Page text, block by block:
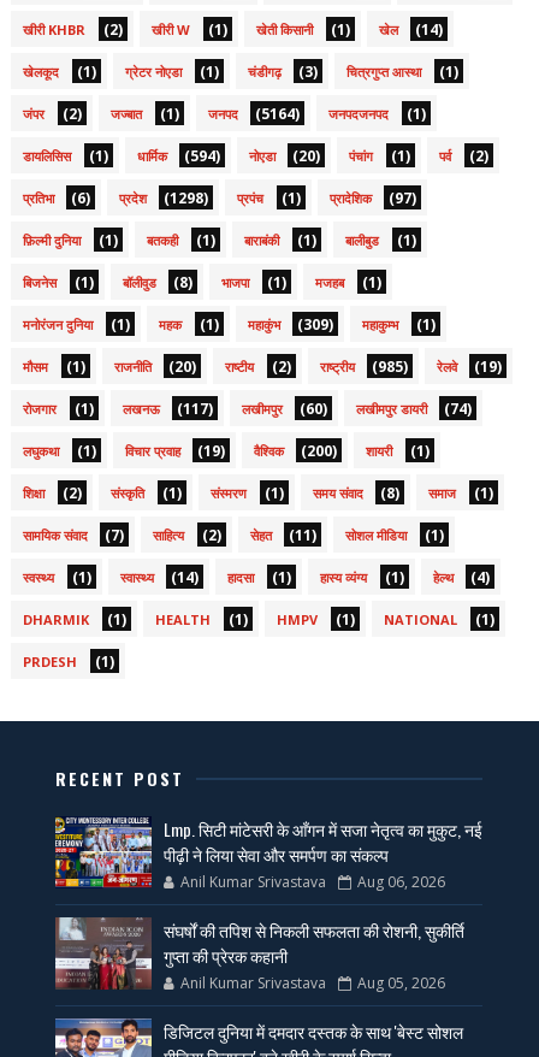
खीरी KHBR (2) खीरी W (1) खेती किसानी (1) खेल (14)
खेलकूद (1) ग्रेटर नोएडा (1) चंडीगढ़ (3) चित्रगुप्त आस्था (1)
जंपर (2) जज्बात (1) जनपद (5164) जनपदजनपद (1)
डायलिसिस (1) धार्मिक (594) नोएडा (20) पंचांग (1) पर्व (2)
प्रतिभा (6) प्रदेश (1298) प्रपंच (1) प्रादेशिक (97)
फ़िल्मी दुनिया (1) बतकही (1) बाराबंकी (1) बालीबुड (1)
बिजनेस (1) बॉलीवुड (8) भाजपा (1) मजहब (1)
मनोरंजन दुनिया (1) महक (1) महाकुंभ (309) महाकुम्भ (1)
मौसम (1) राजनीति (20) राष्टीय (2) राष्ट्रीय (985) रेलवे (19)
रोजगार (1) लखनऊ (117) लखीमपुर (60) लखीमपुर डायरी (74)
लघुकथा (1) विचार प्रवाह (19) वैश्विक (200) शायरी (1)
शिक्षा (2) संस्कृति (1) संस्मरण (1) समय संवाद (8) समाज (1)
सामयिक संवाद (7) साहित्य (2) सेहत (11) सोशल मीडिया (1)
स्वस्थ्य (1) स्वास्थ्य (14) हादसा (1) हास्य व्यंग्य (1) हेल्थ (4)
DHARMIK (1) HEALTH (1) HMPV (1) NATIONAL (1)
PRDESH (1)
RECENT POST
Lmp. सिटी मांटेसरी के आँगन में सजा नेतृत्व का मुकुट, नई
पीढ़ी ने लिया सेवा और समर्पण का संकल्प
Anil Kumar Srivastava Aug 06, 2026
संघर्षों की तपिश से निकली सफलता की रोशनी, सुकीर्ति
गुप्ता की प्रेरक कहानी
Anil Kumar Srivastava Aug 05, 2026
डिजिटल दुनिया में दमदार दस्तक के साथ 'बेस्ट सोशल